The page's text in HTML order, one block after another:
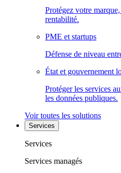
Protégez votre
rentabilité.
PME et startups
Défense de niveau
État et gouvernement
Protéger les services
les données publiques.
Voir toutes les solutions
Services
Services
Services managés